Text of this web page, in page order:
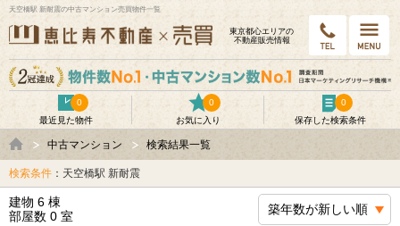
天空橋駅 新耐震の中古マンション売買物件一覧
東京都⼼エリアの
不動産販売情報
最近見た物件
0
お気に入り
0
保存した検索条件
0
中古マンション 検索結果一覧
検索条件 ：天空橋駅 新耐震
建物 6 棟
部屋数 0 室